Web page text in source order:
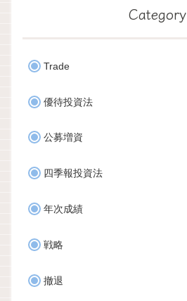
Category
Trade
優待投資法
公募増資
四季報投資法
年次成績
戦略
撤退